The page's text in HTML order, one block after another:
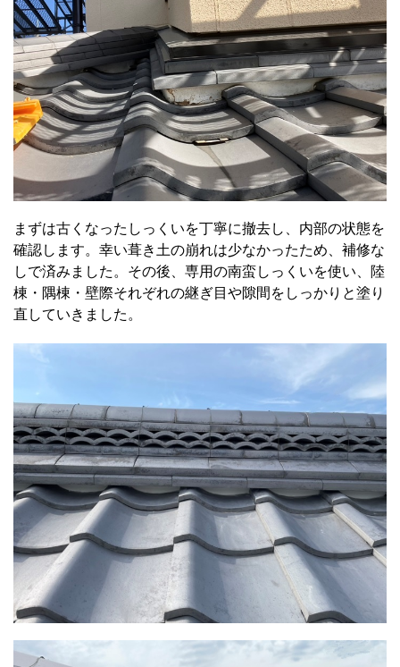
まずは古くなったしっくいを丁寧に撤去し、内部の状態を
確認します。幸い葺き土の崩れは少なかったため、補修な
しで済みました。その後、専用の南蛮しっくいを使い、陸
棟・隅棟・壁際それぞれの継ぎ目や隙間をしっかりと塗り
直していきました。